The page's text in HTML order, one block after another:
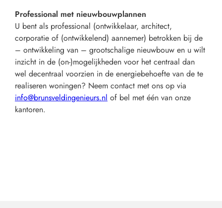
Professional met nieuwbouwplannen
U bent als professional (ontwikkelaar, architect,
corporatie of (ontwikkelend) aannemer) betrokken bij de
– ontwikkeling van – grootschalige nieuwbouw en u wilt
inzicht in de (on-)mogelijkheden voor het centraal dan
wel decentraal voorzien in de energiebehoefte van de te
realiseren woningen? Neem contact met ons op via
info@brunsveldingenieurs.nl of bel met één van onze
kantoren.